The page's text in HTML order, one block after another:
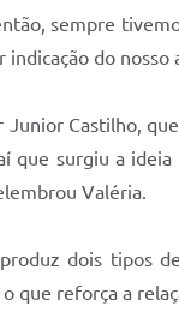
sempre
do
Castilho,
que surgiu a
Valéria.
dois tipos
que reforça a